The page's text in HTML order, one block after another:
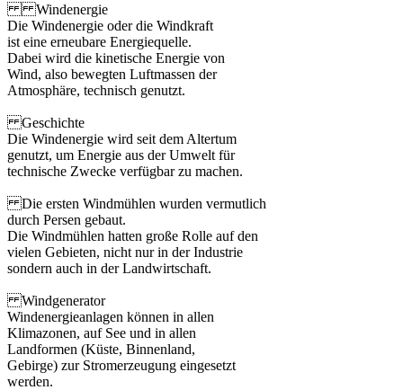
Windenergie
Die Windenergie oder die Windkraft
ist eine erneubare Energiequelle.
Dabei wird die kinetische Energie von
Wind, also bewegten Luftmassen der
Atmosphäre, technisch genutzt.
Geschichte
Die Windenergie wird seit dem Altertum
genutzt, um Energie aus der Umwelt für
technische Zwecke verfügbar zu machen.
Die ersten Windmühlen wurden vermutlich
durch Persen gebaut.
Die Windmühlen hatten große Rolle auf den
vielen Gebieten, nicht nur in der Industrie
sondern auch in der Landwirtschaft.
Windgenerator
Windenergieanlagen können in allen
Klimazonen, auf See und in allen
Landformen (Küste, Binnenland,
Gebirge) zur Stromerzeugung eingesetzt
werden.